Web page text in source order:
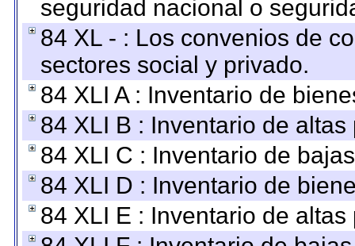
seguridad nacional o
84 XL - : Los convenios de
sectores social y privado.
84 XLI A : Inventario de
84 XLI B : Inventario de
84 XLI C : Inventario de
84 XLI D : Inventario de
84 XLI E : Inventario de